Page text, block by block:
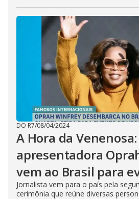
DO R7/08/04/2024
A Hora da Venenosa:
apresentadora
vem ao Brasil para
Jornalista vem para o país pela
cerimônia que reúne diversas